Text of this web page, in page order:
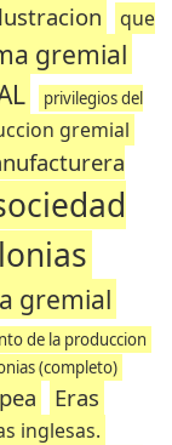
que
gremial
privilegios del
gremial
gremial
de la produccion
(completo)
Eras
inglesas.